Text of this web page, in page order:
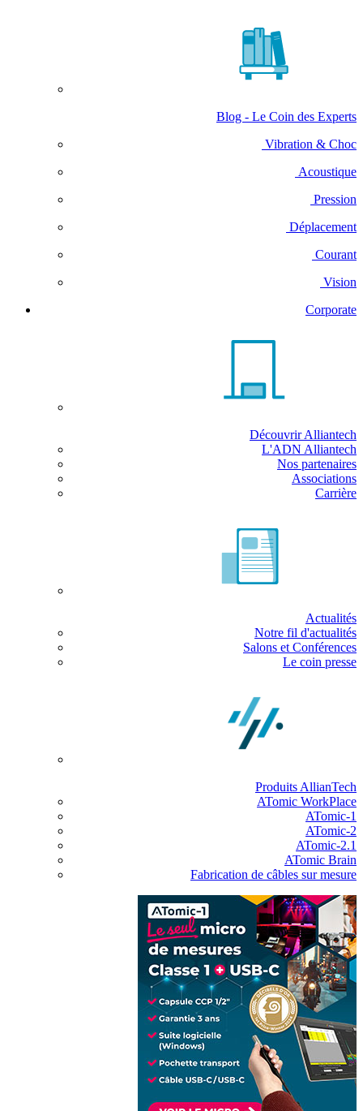
Blog - Le Coin des Experts
Vibration & Choc
Acoustique
Pression
Déplacement
Courant
Vision
Corporate
Découvrir Alliantech
L'ADN Alliantech
Nos partenaires
Associations
Carrière
Actualités
Notre fil d'actualités
Salons et Conférences
Le coin presse
Produits AllianTech
ATomic WorkPlace
ATomic-1
ATomic-2
ATomic-2.1
ATomic Brain
Fabrication de câbles sur mesure